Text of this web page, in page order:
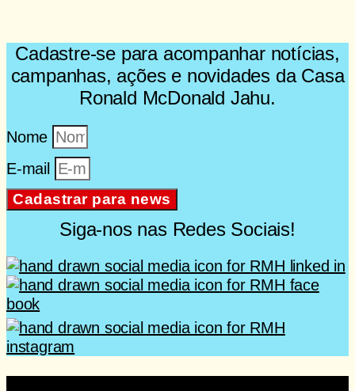
Cadastre-se para acompanhar notícias,
campanhas, ações e novidades da Casa
Ronald McDonald Jahu.
Nome
E-mail
Cadastrar para news
Siga-nos nas Redes Sociais!